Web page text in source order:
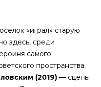
«играл» старую
здесь, среди
самого
пространства.
(2019) — сцены